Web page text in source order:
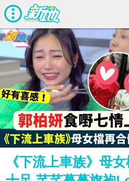
《下流上車族》母